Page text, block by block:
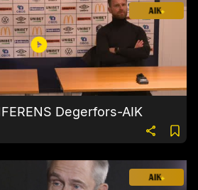
Degerfors-AIK